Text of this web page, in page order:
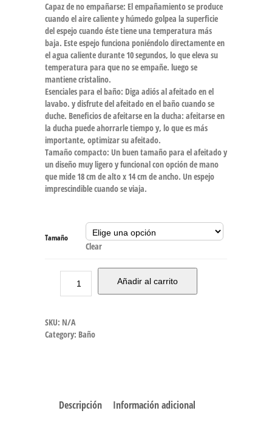
Capaz de no empañarse: El empañamiento se produce
cuando el aire caliente y húmedo golpea la superficie
del espejo cuando éste tiene una temperatura más
baja. Este espejo funciona poniéndolo directamente en
el agua caliente durante 10 segundos, lo que eleva su
temperatura para que no se empañe. luego se
mantiene cristalino.
Esenciales para el baño: Diga adiós al afeitado en el
lavabo. y disfrute del afeitado en el baño cuando se
duche. Beneficios de afeitarse en la ducha: afeitarse en
la ducha puede ahorrarle tiempo y, lo que es más
importante, optimizar su afeitado.
Tamaño compacto: Un buen tamaño para el afeitado y
un diseño muy ligero y funcional con opción de mano
que mide 18 cm de alto x 14 cm de ancho. Un espejo
imprescindible cuando se viaja.
Tamaño
Clear
Añadir al carrito
SKU: N/A
Category: Baño
Descripción Información adicional